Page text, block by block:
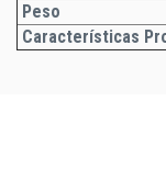
Peso
Características